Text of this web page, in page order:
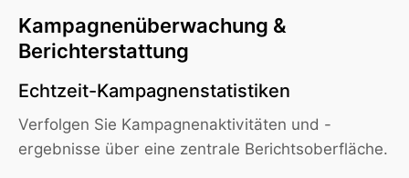
Kampagnenüberwachung &
Berichterstattung
Echtzeit-Kampagnenstatistiken
Verfolgen Sie Kampagnenaktivitäten und -
ergebnisse über eine zentrale Berichtsoberfläche.